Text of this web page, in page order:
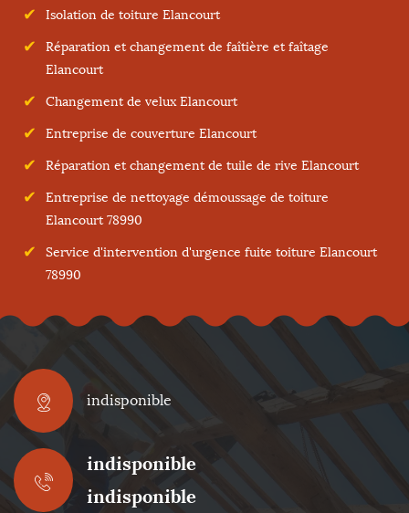
Isolation de toiture Elancourt
Réparation et changement de faîtière et faîtage
Elancourt
Changement de velux Elancourt
Entreprise de couverture Elancourt
Réparation et changement de tuile de rive Elancourt
Entreprise de nettoyage démoussage de toiture
Elancourt 78990
Service d'intervention d'urgence fuite toiture Elancourt
78990
indisponible
indisponible
indisponible